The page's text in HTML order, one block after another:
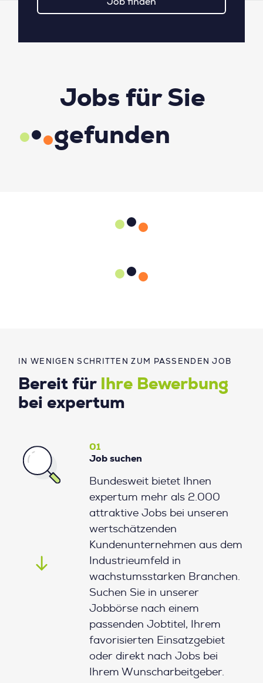
IN WENIGEN SCHRITTEN ZUM PASSENDEN JOB
Bereit für
Ihre Bewerbung
bei expertum
01
Job suchen
Bundesweit bietet Ihnen
expertum mehr als 2.000
attraktive Jobs bei unseren
wertschätzenden
Kundenunternehmen aus dem
Industrieumfeld in
wachstumsstarken Branchen.
Suchen Sie in unserer
Jobbörse nach einem
passenden Jobtitel, Ihrem
favorisierten Einsatzgebiet
oder direkt nach Jobs bei
Ihrem Wunscharbeitgeber.